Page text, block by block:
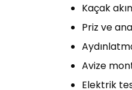
Kaçak
Priz ve
Avize
Elektrik